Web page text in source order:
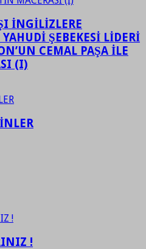
İNGİLİZLERE
ŞEBEKESİ LİDERİ
CEMAL PAŞA İLE
(I)
!